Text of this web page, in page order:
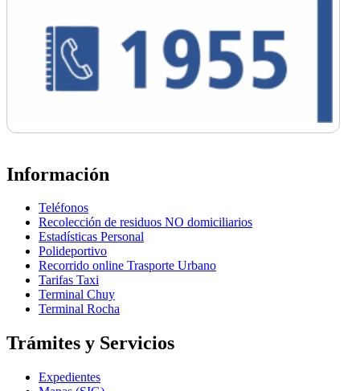
Información
Teléfonos
Recolección de residuos NO domiciliarios
Estadísticas Personal
Polideportivo
Recorrido online Trasporte Urbano
Tarifas Taxi
Terminal Chuy
Terminal Rocha
Trámites y Servicios
Expedientes